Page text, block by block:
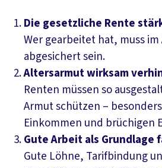
Die gesetzliche Rente
Wer gearbeitet hat, muss
abgesichert sein.
Altersarmut wirksam
Renten müssen so
Armut schützen –
Einkommen und brüchigen
Gute Arbeit als Grundlage
Gute Löhne, Tarifbindung